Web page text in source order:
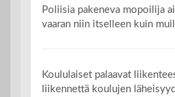
Poliisia pakeneva mopoilija
vaaran niin itselleen kuin
Koululaiset palaavat
liikennettä koulujen